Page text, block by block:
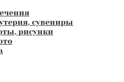
сувениры
рисунки